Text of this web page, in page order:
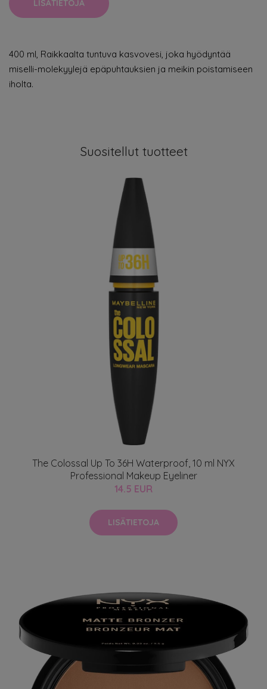
LISÄTIETOJA
400 ml, Raikkaalta tuntuva kasvovesi, joka hyödyntää
miselli-molekyylejä epäpuhtauksien ja meikin poistamiseen
iholta.
Suositellut tuotteet
The Colossal Up To 36H Waterproof, 10 ml NYX
Professional Makeup Eyeliner
14.5 EUR
LISÄTIETOJA